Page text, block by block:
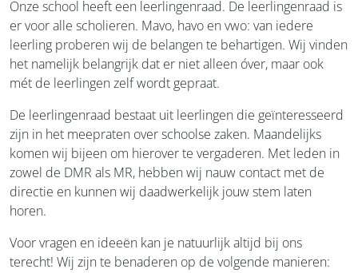
Onze school heeft een leerlingenraad. De leerlingenraad is
er voor alle scholieren. Mavo, havo en vwo: van iedere
leerling proberen wij de belangen te behartigen. Wij vinden
het namelijk belangrijk dat er niet alleen óver, maar ook
mét de leerlingen zelf wordt gepraat.
De leerlingenraad bestaat uit leerlingen die geïnteresseerd
zijn in het meepraten over schoolse zaken. Maandelijks
komen wij bijeen om hierover te vergaderen. Met leden in
zowel de DMR als MR, hebben wij nauw contact met de
directie en kunnen wij daadwerkelijk jouw stem laten
horen.
Voor vragen en ideeën kan je natuurlijk altijd bij ons
terecht! Wij zijn te benaderen op de volgende manieren: